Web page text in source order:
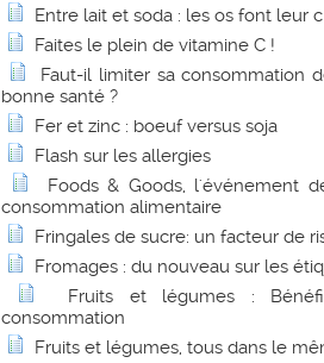
Entre lait et soda : les os font leur
Faites le plein de vitamine C !
Faut-il limiter sa consommation
bonne santé ?
Fer et zinc : boeuf versus soja
Flash sur les allergies
Foods & Goods, l'événement
consommation alimentaire
Fringales de sucre: un facteur de
Fromages : du nouveau sur les
Fruits et légumes :
consommation
Fruits et légumes, tous dans le